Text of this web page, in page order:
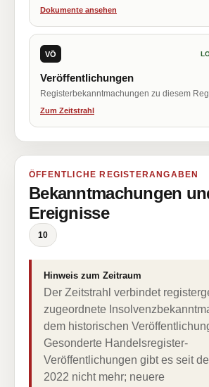
Dokumente ansehen
VÖ
Veröffentlichungen
Registerbekanntmachungen zu diesem
Zum Zeitstrahl
ÖFFENTLICHE REGISTERANGABEN
Bekanntmachungen
Ereignisse
10
Hinweis zum Zeitraum
Der Zeitstrahl verbindet
zugeordnete
dem historischen
Gesonderte Handelsregister-
Veröffentlichungen gibt es seit
2022 nicht mehr; neuere